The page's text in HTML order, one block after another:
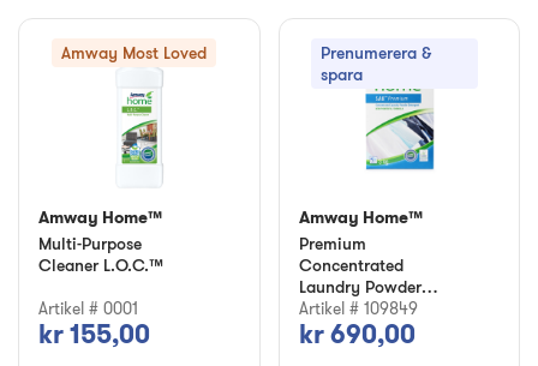
Amway Most Loved
Amway Home™
Multi-Purpose
Cleaner L.O.C.™
Artikel # 0001
kr 155,00
Prenumerera &
spara
Amway Home™
Premium
Concentrated
Laundry Powder
Detergent SA8™
Artikel # 109849
kr 690,00